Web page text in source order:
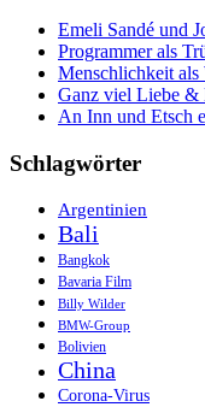
München
2019?
Emeli Sandé und
Programmer als
Menschlichkeit als
Ganz viel Liebe &
An Inn und Etsch
Schlagwörter
Argentinien
Bali
Bangkok
Bavaria Film
Billy Wilder
BMW-Group
Bolivien
China
Corona-Virus